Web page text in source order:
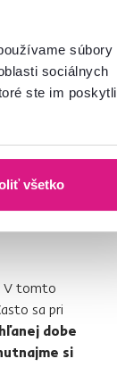
súbory
sociálnych
ste im poskytli
všetko
V tomto
sa pri
dobe
si